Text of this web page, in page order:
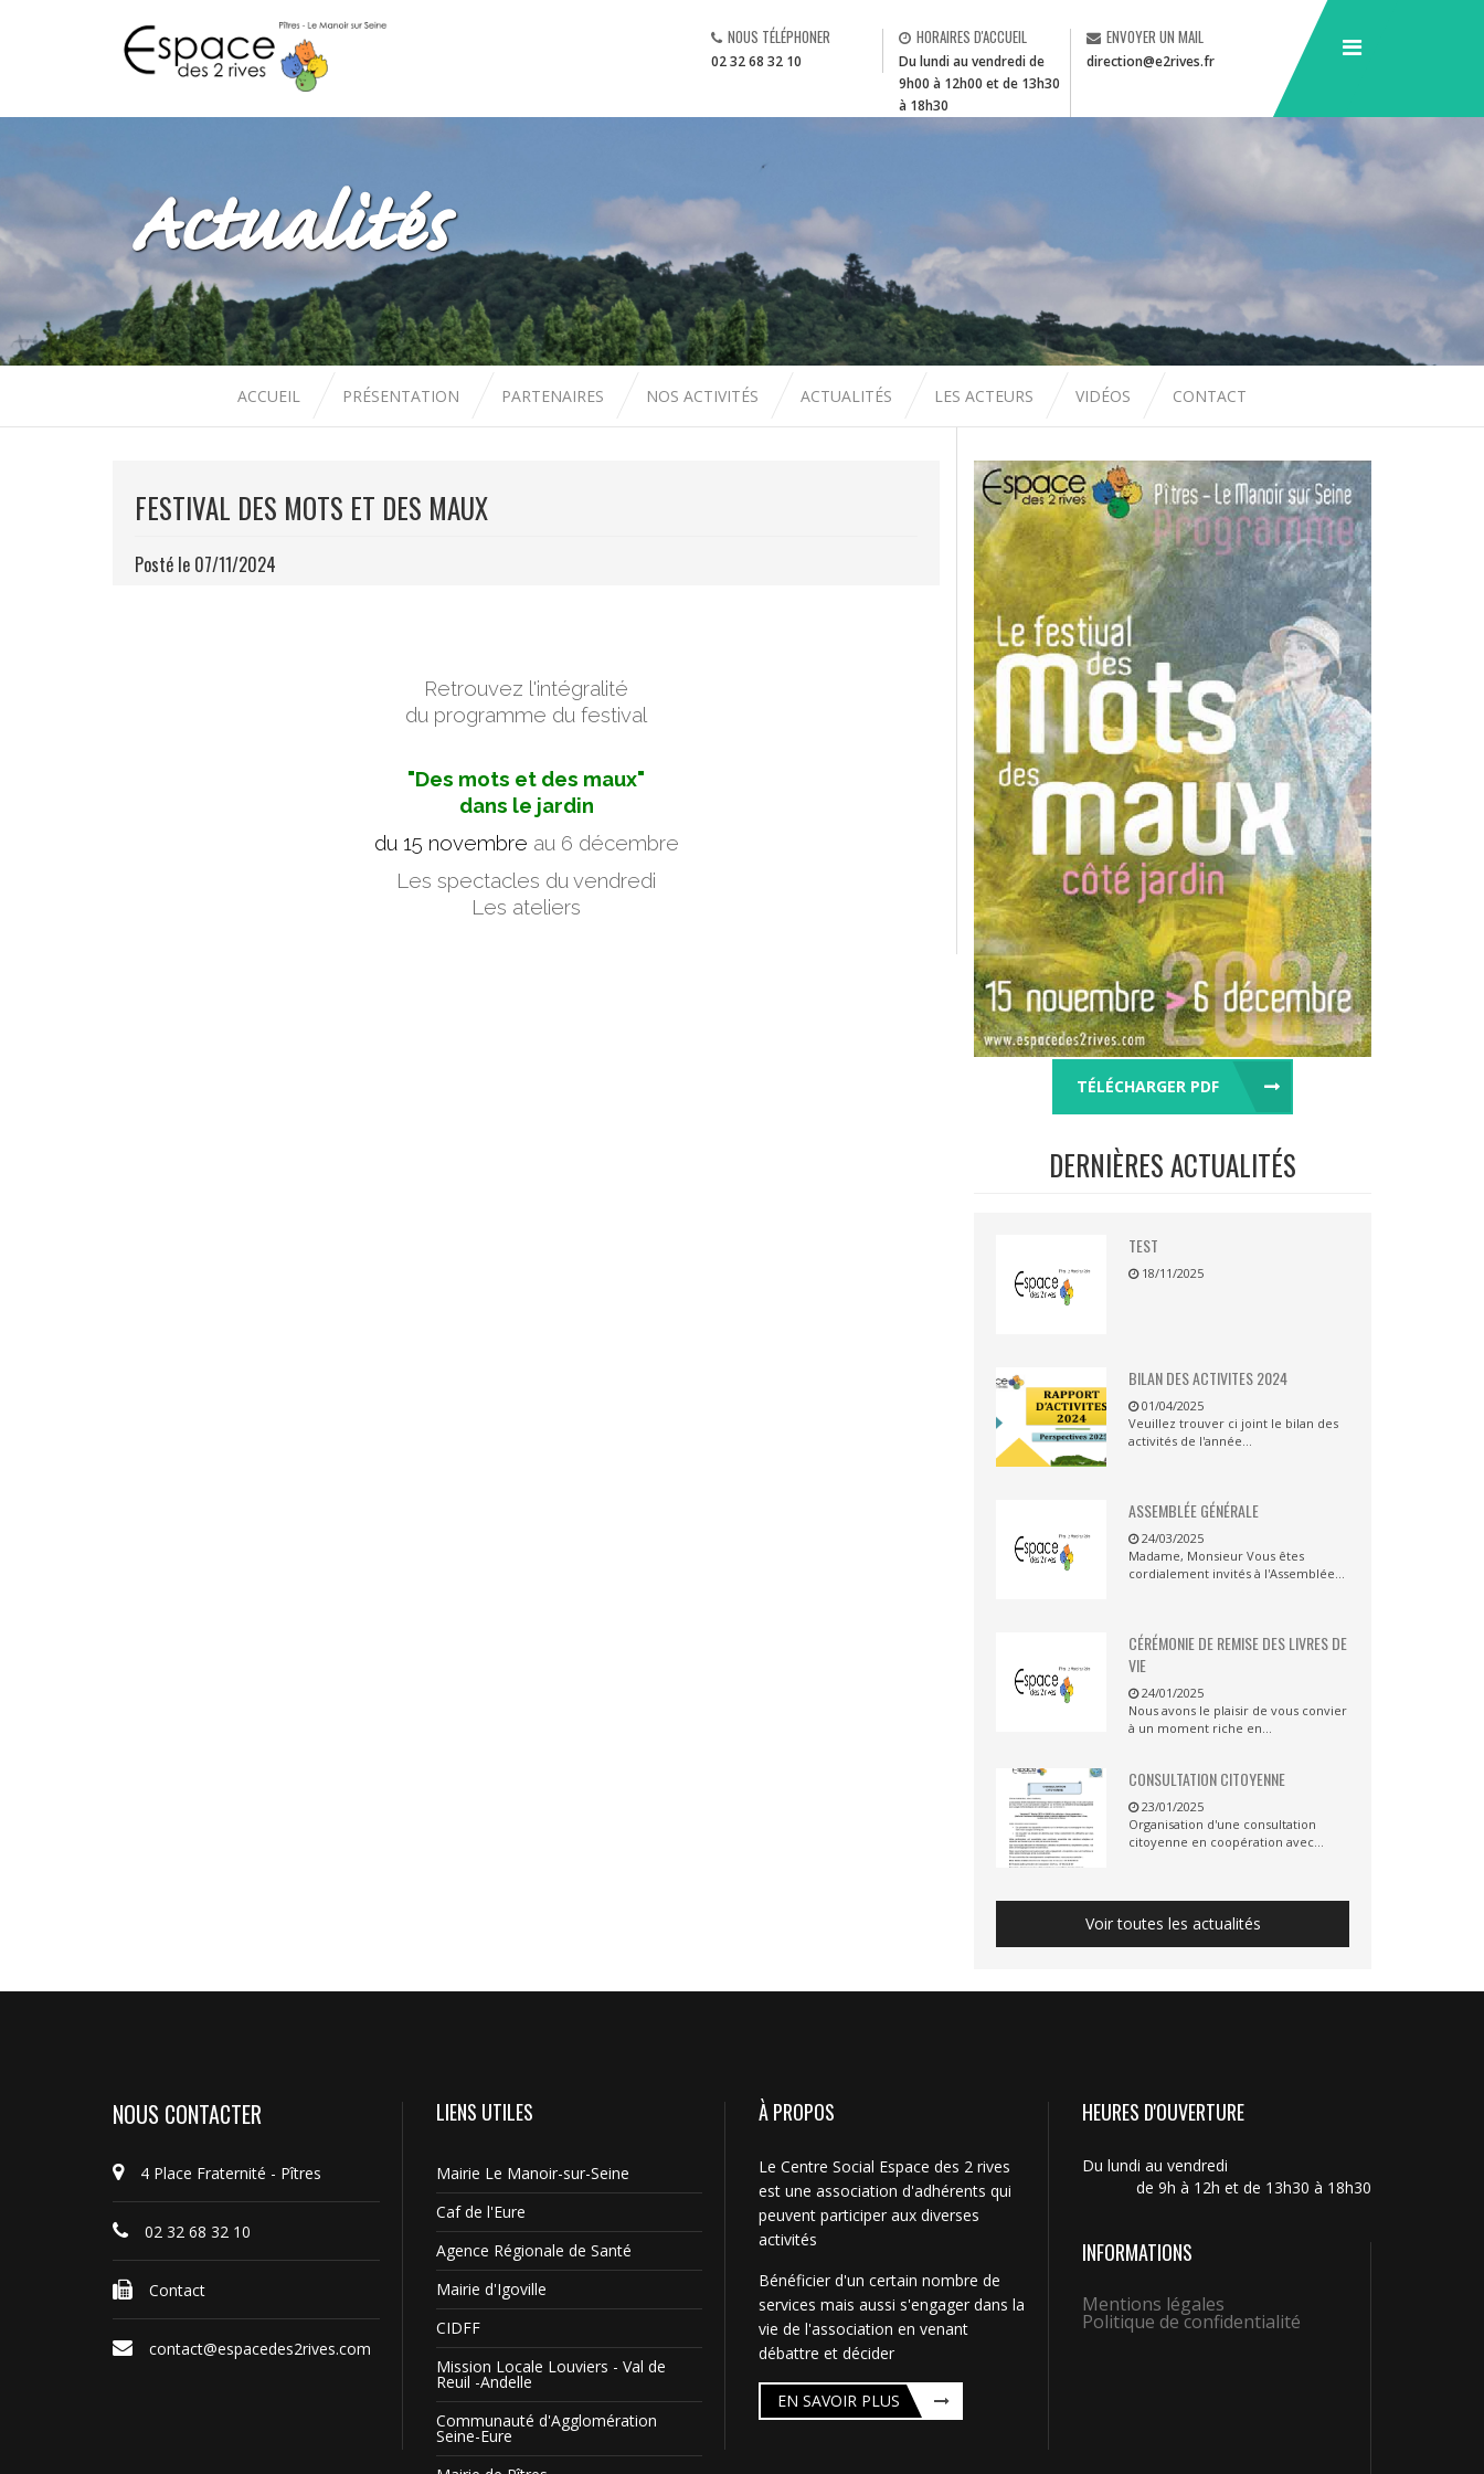
NOUS TÉLÉPHONER
02 32 68 32 10
HORAIRES D'ACCUEIL
Du lundi au vendredi de
9h00 à 12h00 et de 13h30
à 18h30
ENVOYER UN MAIL
direction@e2rives.fr
Actualités
ACCUEIL PRÉSENTATION PARTENAIRES NOS ACTIVITÉS ACTUALITÉS LES ACTEURS VIDÉOS CONTACT
FESTIVAL DES MOTS ET DES MAUX
Posté le 07/11/2024
Retrouvez l'intégralité
du programme du festival
"Des mots et des maux"
dans le jardin
du 15 novembre au 6 décembre
Les spectacles du vendredi
Les ateliers
TÉLÉCHARGER PDF
DERNIÈRES ACTUALITÉS
TEST
18/11/2025
BILAN DES ACTIVITES 2024
01/04/2025
Veuillez trouver ci joint le bilan des
activités de l'année...
ASSEMBLÉE GÉNÉRALE
24/03/2025
Madame, Monsieur Vous êtes
cordialement invités à l'Assemblée...
CÉRÉMONIE DE REMISE DES LIVRES DE
VIE
24/01/2025
Nous avons le plaisir de vous convier
à un moment riche en...
CONSULTATION CITOYENNE
23/01/2025
Organisation d'une consultation
citoyenne en coopération avec...
Voir toutes les actualités
NOUS CONTACTER
4 Place Fraternité - Pîtres
02 32 68 32 10
Contact
contact@espacedes2rives.com
LIENS UTILES
Mairie Le Manoir-sur-Seine
Caf de l'Eure
Agence Régionale de Santé
Mairie d'Igoville
CIDFF
Mission Locale Louviers - Val de
Reuil -Andelle
Communauté d'Agglomération
Seine-Eure
À PROPOS
Le Centre Social Espace des 2 rives
est une association d'adhérents qui
peuvent participer aux diverses
activités
Bénéficier d'un certain nombre de
services mais aussi s'engager dans la
vie de l'association en venant
débattre et décider
EN SAVOIR PLUS
HEURES D'OUVERTURE
Du lundi au vendredi
de 9h à 12h et de 13h30 à 18h30
INFORMATIONS
Mentions légales
Politique de confidentialité